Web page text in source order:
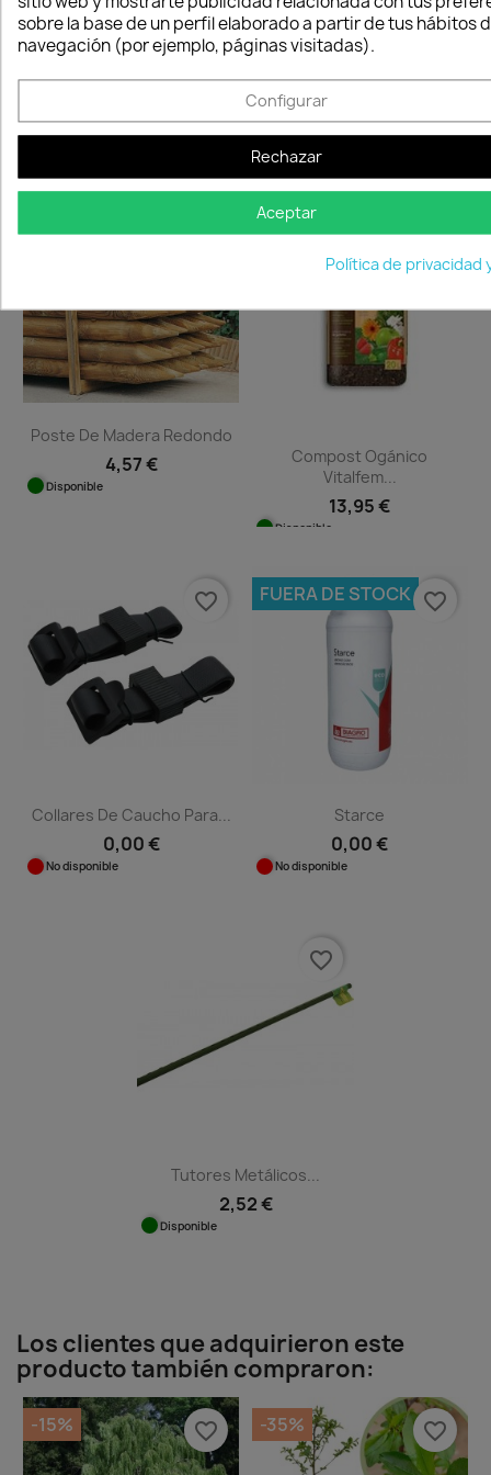
Abono Líquido Guano
Disponible
Abono Nitroflower Azul
Disponible
Poste De Madera Redondo
4,57 €
Disponible
Compost Ogánico
Vitalfem...
13,95 €
Disponible
Collares De Caucho Para...
0,00 €
No disponible
favorite_border
Starce
0,00 €
No disponible
FUERA DE STOCK favorite_border
Tutores Metálicos...
2,52 €
Disponible
favorite_border
Los clientes que adquirieron este
producto también compraron:
-15% favorite_border -35% favorite_border
sobre la base de un perfil elaborado a partir de tus hábitos
navegación (por ejemplo, páginas visitadas).
Configurar
Rechazar
Aceptar
Política de privacidad